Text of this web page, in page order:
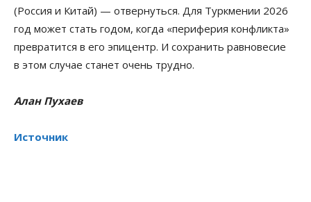
(Россия и Китай) — отвернуться. Для Туркмении 2026
год может стать годом, когда «периферия конфликта»
превратится в его эпицентр. И сохранить равновесие
в этом случае станет очень трудно.
Алан Пухаев
Источник